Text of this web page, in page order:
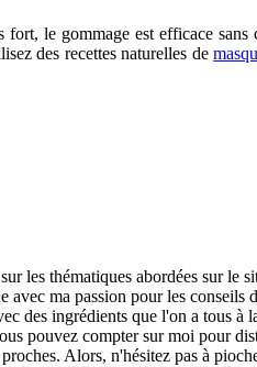
le gommage est efficace
des recettes naturelles de
les thématiques abordées sur le
ma passion pour les conseils
des ingrédients que l'on a tous à
pouvez compter sur moi pour
Alors, n'hésitez pas à